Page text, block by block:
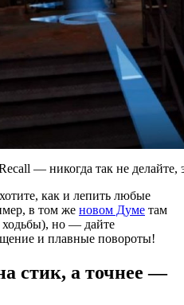
— никогда так не делайте,
как и лепить любые
в том же новом Думе там
ходьбы), но — дайте
и плавные повороты!
стик, а точнее —